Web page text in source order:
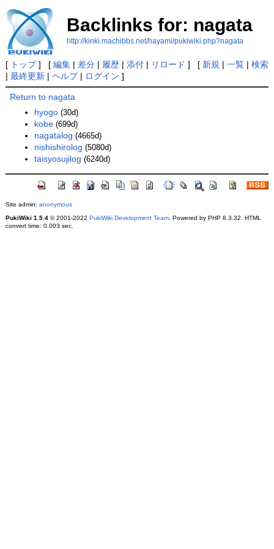
Backlinks for: nagata
http://kinki.machibbs.net/hayami/pukiwiki.php?nagata
[ トップ] [ 編集| 差分| 履歴| 添付| リロード ] [ 新規 | 一覧| 検索
| 最終更新| ヘルプ| ログイン ]
Return to nagata
hyogo (30d)
kobe (699d)
nagatalog (4665d)
nishishirolog (5080d)
taisyosujilog (6240d)
Site admin: anonymous
PukiWiki 1.5.4© 2001-2022 PukiWiki Development Team. Powered by PHP 8.3.32. HTML
convert time: 0.003 sec.